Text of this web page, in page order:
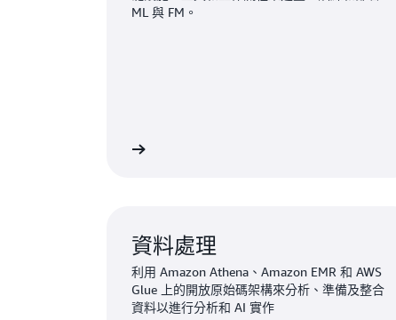
ML 與 FM。
資料處理
利用 Amazon Athena、Amazon EMR 和 AWS
Glue 上的開放原始碼架構來分析、準備及整合
資料以進行分析和 AI 實作